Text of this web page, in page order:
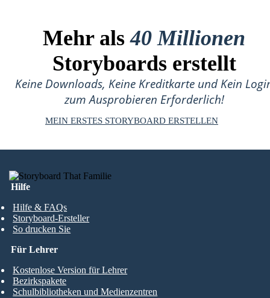
Mehr als40 Millionen
Storyboards erstellt
Keine Downloads, Keine Kreditkarte und Kein
zum Ausprobieren Erforderlich!
MEIN ERSTES STORYBOARD ERSTELLEN
Hilfe
Hilfe & FAQs
Storyboard-Ersteller
So drucken Sie
Für Lehrer
Kostenlose Version für Lehrer
Bezirkspakete
Schulbibliotheken und Medienzentren